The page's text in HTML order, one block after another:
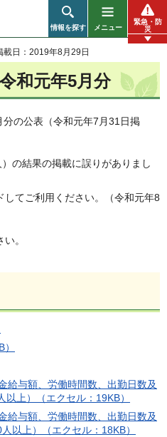
情報を探す メニュー
緊急・防
災
載日：2019年8月29日
和元年5月分
分の公表（令和元年7月31日掲
の結果の掲載に誤りがありまし
てご利用ください。（令和元年8
い。
給与額、労働時間数、出勤日数及
上）（エクセル：19KB）
給与額、労働時間数、出勤日数及
以上）（エクセル：18KB）